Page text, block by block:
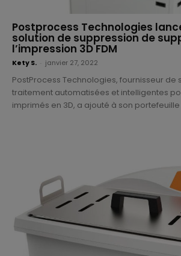
Postprocess Technologies
solution de suppression de
l’impression 3D FDM
Kety S. janvier 27, 2022
PostProcess Technologies, fournisseur de
traitement automatisées et intelligentes
imprimés en 3D, a ajouté à son